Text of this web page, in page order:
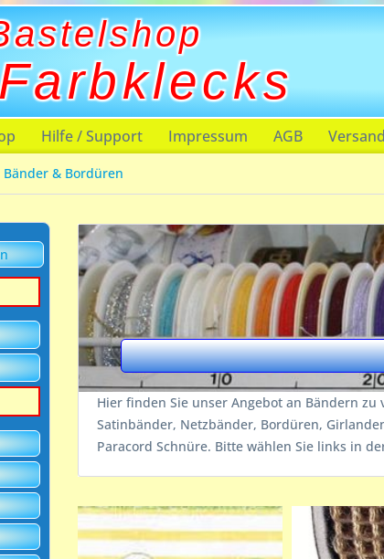
Hilfe / Support Impressum AGB
Bänder & Bordüren
Hier finden Sie unser Angebot an Bändern
Satinbänder, Netzbänder, Bordüren,
Paracord Schnüre. Bitte wählen Sie links in